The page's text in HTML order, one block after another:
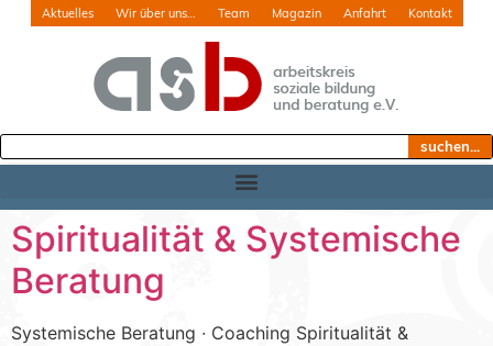
Aktuelles Wir über uns… Team Magazin Anfahrt Kontakt
suchen...
Spiritualität & Systemische
Beratung
Systemische Beratung ∙ Coaching Spiritualität &